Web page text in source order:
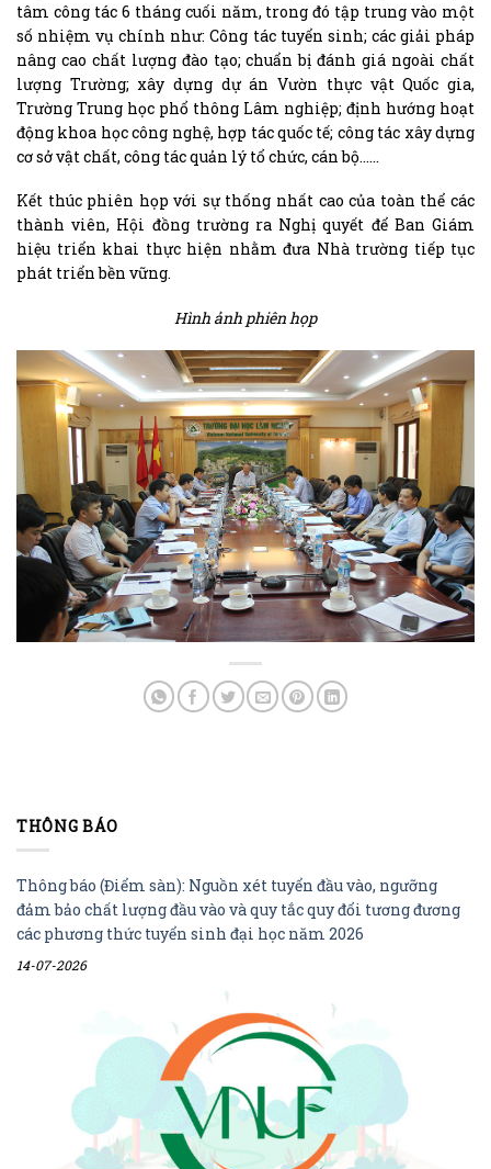
tâm công tác 6 tháng cuối năm, trong đó tập trung vào một
số nhiệm vụ chính như: Công tác tuyển sinh; các giải pháp
nâng cao chất lượng đào tạo; chuẩn bị đánh giá ngoài chất
lượng Trường; xây dựng dự án Vườn thực vật Quốc gia,
Trường Trung học phổ thông Lâm nghiệp; định hướng hoạt
động khoa học công nghệ, hợp tác quốc tế; công tác xây dựng
cơ sở vật chất, công tác quản lý tổ chức, cán bộ……
Kết thúc phiên họp với sự thống nhất cao của toàn thể các
thành viên, Hội đồng trường ra Nghị quyết để Ban Giám
hiệu triển khai thực hiện nhằm đưa Nhà trường tiếp tục
phát triển bền vững.
Hình ảnh phiên họp
THÔNG BÁO
Thông báo (Điểm sàn): Nguồn xét tuyển đầu vào, ngưỡng
đảm bảo chất lượng đầu vào và quy tắc quy đổi tương đương
các phương thức tuyển sinh đại học năm 2026
14-07-2026